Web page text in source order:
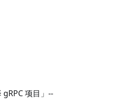
项目」--